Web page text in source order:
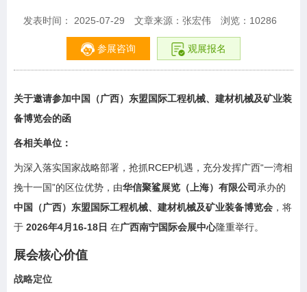
发表时间： 2025-07-29 文章来源：张宏伟 浏览： 10286
参展咨询 观展报名
关于邀请参加中国（广西）东盟国际工程机械、建材机械及矿业装
备博览会的函
各相关单位：
为深入落实国家战略部署，抢抓RCEP机遇，充分发挥广西“一湾相
挽十一国”的区位优势，由‌华信聚鲨展览（上海）有限公司‌承办的‌
中国（广西）东盟国际工程机械、建材机械及矿业装备博览会 ‌，将
于 ‌ 2026年4月16-18日 ‌ 在‌广西南宁国际会展中心‌隆重举行。
展会核心价值
战略定位